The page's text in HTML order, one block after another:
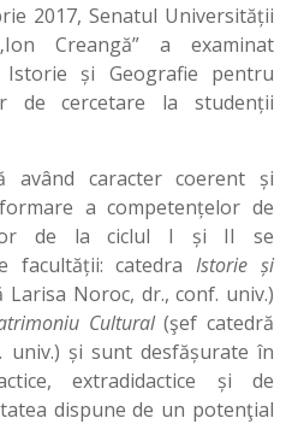
2017, Senatul Universității
Creangă” a examinat
Istorie și Geografie pentru
de cercetare la studenții
având caracter coerent și
a competențelor de
de la ciclul I și II se
facultății: catedraIstorie și
Noroc, dr., conf. univ.)
Cultural(şef catedră
univ.) și sunt desfășurate în
extradidactice și de
dispune de un potenţial